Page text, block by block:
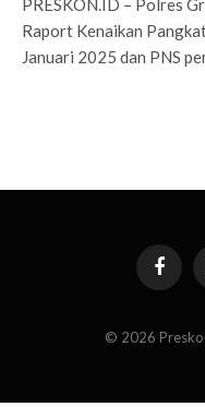
Raport Kenaikan
Januari 2025 dan PNS
© 2026